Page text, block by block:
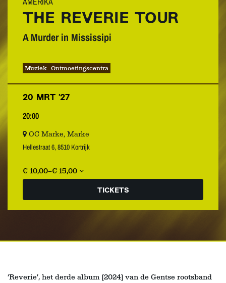
THE REVERIE TOUR
A Murder in Mississipi
Muziek Ontmoetingscentra
20 MRT ’27
20:00
OC Marke, Marke
Hellestraat 6, 8510 Kortrijk
€ 10,00–€ 15,00
TICKETS
‘Reverie’, het derde album (2024) van de Gentse rootsband